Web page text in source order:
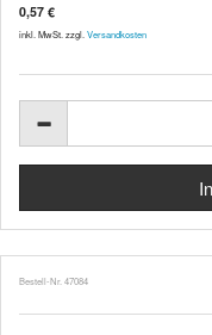
0,57 €
inkl. MwSt. zzgl. Versandkosten
Bestell-Nr. 47084